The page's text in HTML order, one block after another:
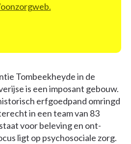
Tombeekheyde in de
is een imposant gebouw.
erfgoedpand omringd
in een team van 83
voor beleving en ont-
ligt op psychosociale zorg.